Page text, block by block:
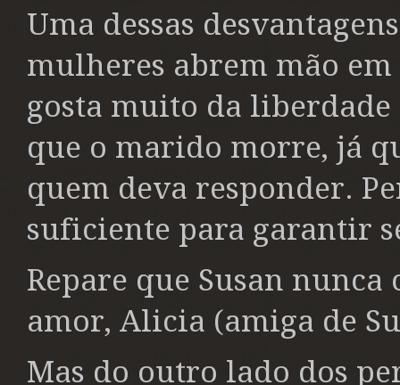
Uma dessas
mulheres abrem mão
gosta muito da
que o marido morre, já
quem deva responder.
suficiente para garantir
Repare que Susan
amor, Alicia (amiga de
Mas do outro lado dos